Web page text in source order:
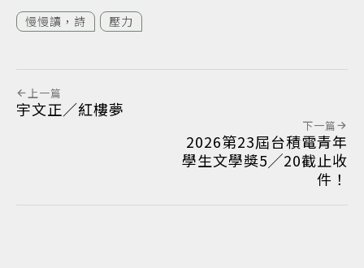
慢慢讀，詩 壓力
上一篇
宇文正／紅樓夢
下一篇
2026第23屆台積電青年
學生文學獎5╱20截止收
件！